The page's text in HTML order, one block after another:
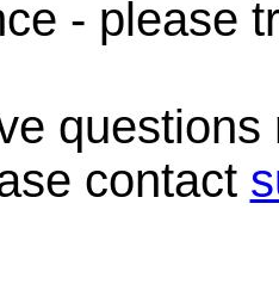
- please
contact